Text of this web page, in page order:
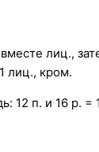
лиц.,
лиц., кром.
12 п. и 16 р. =